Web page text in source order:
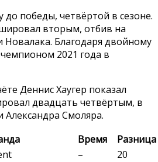
до победы, четвёртой в сезоне.
вторым, отбив на
Новалака. Благодаря двойному
2021 года в
Деннис Хаугер показал
двадцать четвёртым, в
Смоляра.
Время
Разница
–
20